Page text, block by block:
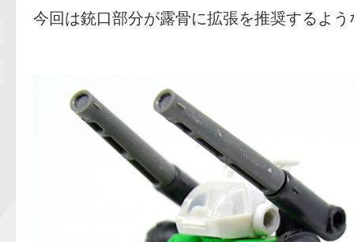
今回は銃口部分が露骨に拡張を推奨するよ